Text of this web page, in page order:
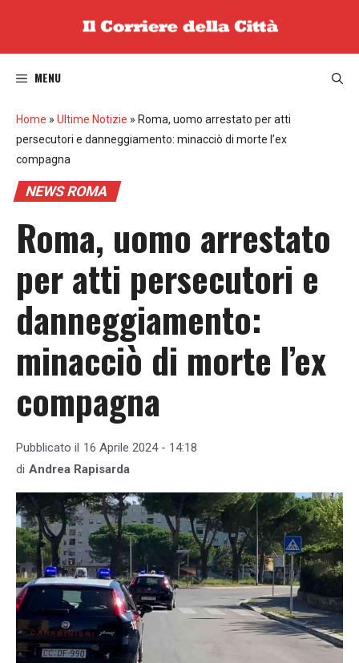
MENU
Home » Ultime Notizie » Roma, uomo arrestato per atti
persecutori e danneggiamento: minacciò di morte l’ex
compagna
NEWS ROMA
Roma, uomo arrestato
per atti persecutori e
danneggiamento:
minacciò di morte l’ex
compagna
Pubblicato il 16 Aprile 2024 - 14:18
di Andrea Rapisarda